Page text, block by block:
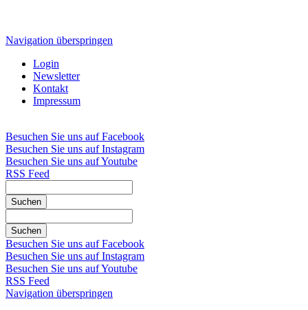
Navigation überspringen
Login
Newsletter
Kontakt
Impressum
Besuchen Sie uns auf Facebook
Besuchen Sie uns auf Instagram
Besuchen Sie uns auf Youtube
RSS Feed
Suchen
Suchen
Besuchen Sie uns auf Facebook
Besuchen Sie uns auf Instagram
Besuchen Sie uns auf Youtube
RSS Feed
Navigation überspringen